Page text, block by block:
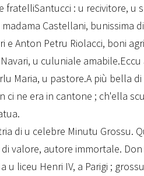
fratelliSantucci : u recivitore, u
madama Castellani, bunissima
e Anton Petru Riolacci, boni
u culuniale
Maria, u pastore.A più bella
ci ne era in cantone ; ch'ella
di u celebre Minutu Grossu.
valore, autore immortale.
u liceu Henri IV, a Parigi ;